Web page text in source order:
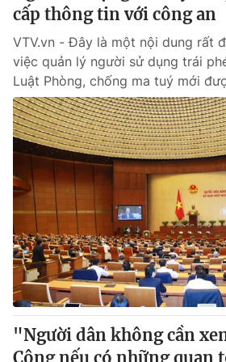
cấp thông tin với công an
VTV.vn - Đây là một nội dung rất
việc quản lý người sử dụng trái
Luật Phòng, chống ma tuý mới
"Người dân không cần
Công nếu có những quan